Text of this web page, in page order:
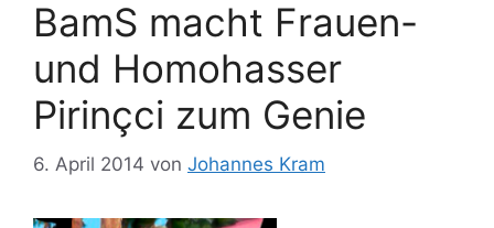
BamS macht Frauen-
und Homohasser
Pirinçci zum Genie
6. April 2014 von Johannes Kram